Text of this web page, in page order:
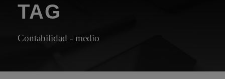
TAG
Contabilidad - medio